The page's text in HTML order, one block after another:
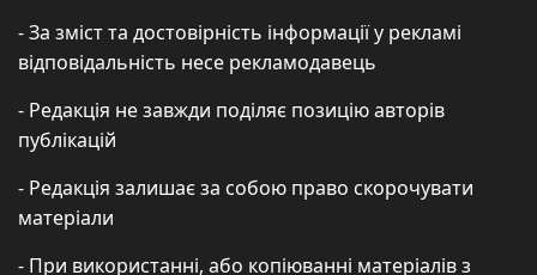
- За зміст та достовірність інформації у рекламі
відповідальність несе рекламодавець
- Редакція не завжди поділяє позицію авторів
публікацій
- Редакція залишає за собою право скорочувати
матеріали
- При використанні, або копіюванні матеріалів з